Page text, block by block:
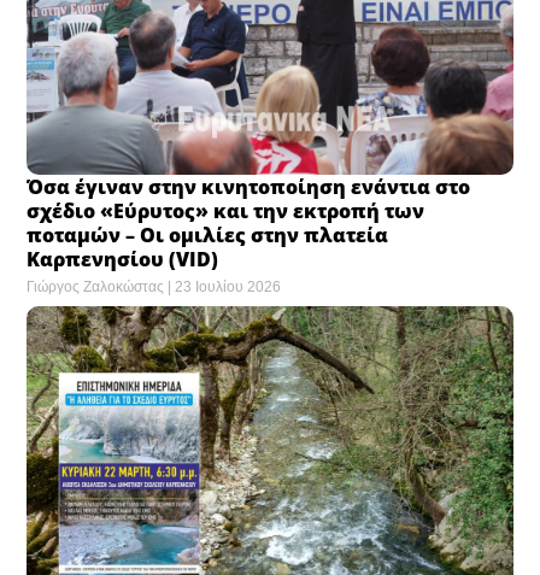
Όσα έγιναν στην κινητοποίηση ενάντια στο
σχέδιο «Εύρυτος» και την εκτροπή των
ποταμών – Οι ομιλίες στην πλατεία
Καρπενησίου (VID)
Γιώργος Ζαλοκώστας 23 Ιουλίου 2026